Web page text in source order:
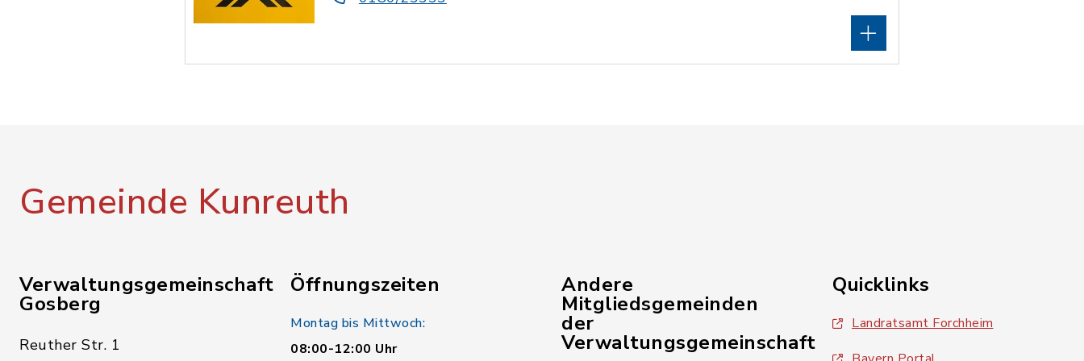
Gemeinde Kunreuth
Verwaltungsgemeinschaft
Gosberg
Reuther Str. 1
Öffnungszeiten
Montag bis Mittwoch:
08:00-12:00 Uhr
Andere
Mitgliedsgemeinden
der
Verwaltungsgemeinschaft
Quicklinks
Landratsamt Forchheim